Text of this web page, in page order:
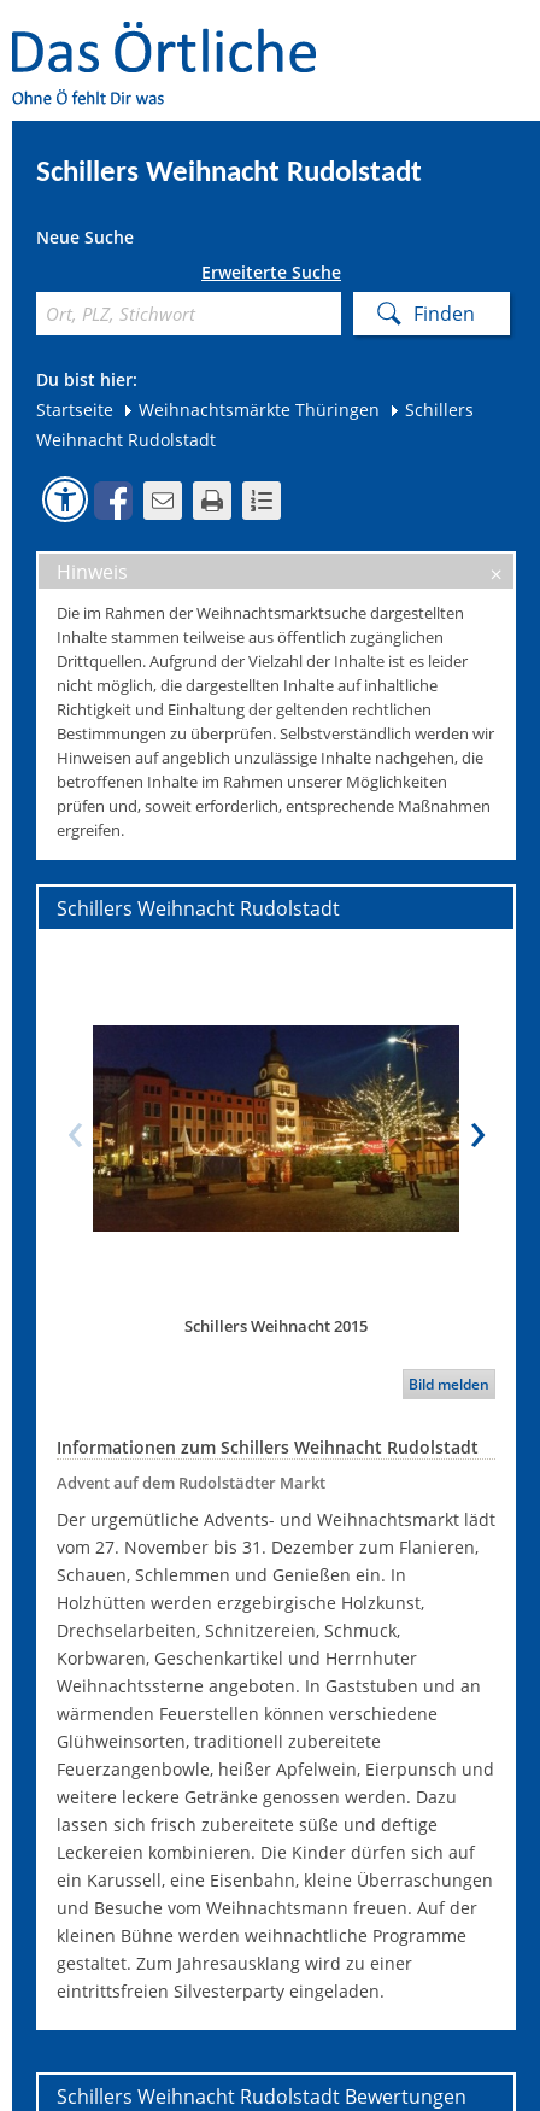
Schillers Weihnacht Rudolstadt
Neue Suche
Erweiterte Suche
Du bist hier:
Startseite
Weihnachtsmärkte Thüringen
Schillers
Weihnacht Rudolstadt
Hinweis
Die im Rahmen der Weihnachtsmarktsuche dargestellten
Inhalte stammen teilweise aus öffentlich zugänglichen
Drittquellen. Aufgrund der Vielzahl der Inhalte ist es leider
nicht möglich, die dargestellten Inhalte auf inhaltliche
Richtigkeit und Einhaltung der geltenden rechtlichen
Bestimmungen zu überprüfen. Selbstverständlich werden wir
Hinweisen auf angeblich unzulässige Inhalte nachgehen, die
betroffenen Inhalte im Rahmen unserer Möglichkeiten
prüfen und, soweit erforderlich, entsprechende Maßnahmen
ergreifen.
Schillers Weihnacht Rudolstadt
Schillers Weihnacht 2015
Bild melden
Informationen zum Schillers Weihnacht Rudolstadt
Advent auf dem Rudolstädter Markt
Der urgemütliche Advents- und Weihnachtsmarkt lädt
vom 27. November bis 31. Dezember zum Flanieren,
Schauen, Schlemmen und Genießen ein. In
Holzhütten werden erzgebirgische Holzkunst,
Drechselarbeiten, Schnitzereien, Schmuck,
Korbwaren, Geschenkartikel und Herrnhuter
Weihnachtssterne angeboten. In Gaststuben und an
wärmenden Feuerstellen können verschiedene
Glühweinsorten, traditionell zubereitete
Feuerzangenbowle, heißer Apfelwein, Eierpunsch und
weitere leckere Getränke genossen werden. Dazu
lassen sich frisch zubereitete süße und deftige
Leckereien kombinieren. Die Kinder dürfen sich auf
ein Karussell, eine Eisenbahn, kleine Überraschungen
und Besuche vom Weihnachtsmann freuen. Auf der
kleinen Bühne werden weihnachtliche Programme
gestaltet. Zum Jahresausklang wird zu einer
eintrittsfreien Silvesterparty eingeladen.
Schillers Weihnacht Rudolstadt Bewertungen